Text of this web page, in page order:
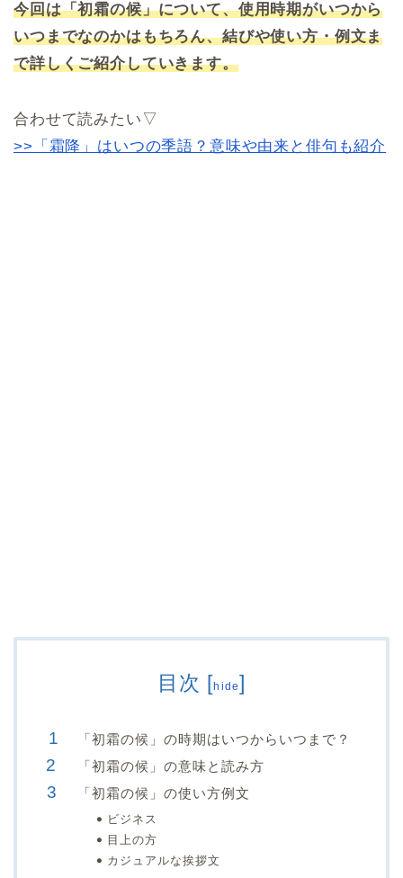
今回は「初霜の候」について、使用時期がいつから
いつまでなのかはもちろん、結びや使い方・例文ま
で詳しくご紹介していきます。
合わせて読みたい▽
>>「霜降」はいつの季語？意味や由来と俳句も紹介
目次 [hide]
「初霜の候」の時期はいつからいつまで？
「初霜の候」の意味と読み方
「初霜の候」の使い方例文
ビジネス
目上の方
カジュアルな挨拶文